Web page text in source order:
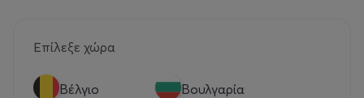
Επίλεξε χώρα
Βέλγιο Βουλγαρία